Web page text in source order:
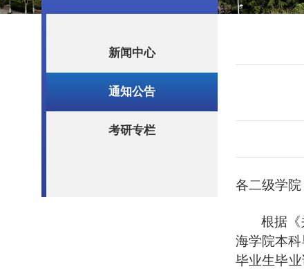
新闻中心
通知公告
考研专栏
各二级学院
根据《
海学院本
毕业生毕